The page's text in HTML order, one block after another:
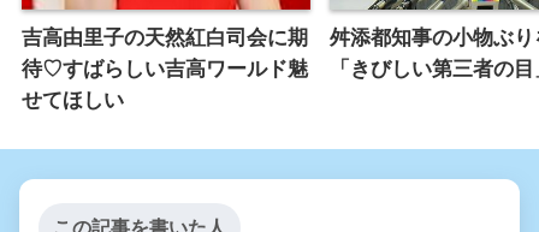
吉高由里子の天然紅白司会に期
待♡すばらしい吉高ワールド魅
せてほしい
舛添都知事の小物ぶ
「きびしい第三者の
この記事を書いた人